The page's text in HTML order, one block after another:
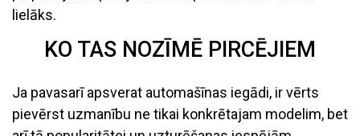
lielāks.
KO TAS NOZĪMĒ PIRCĒJIEM
Ja pavasarī apsverat automašīnas iegādi, ir vērts
pievērst uzmanību ne tikai konkrētajam modelim, bet